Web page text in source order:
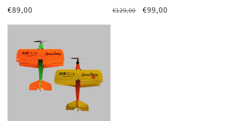
Normaler
€89,00
Normaler
€129,00 Verkaufspreis
€99,00